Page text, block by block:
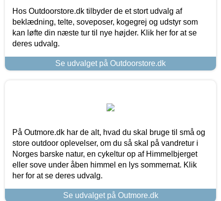
Hos Outdoorstore.dk tilbyder de et stort udvalg af
beklædning, telte, soveposer, kogegrej og udstyr som
kan løfte din næste tur til nye højder. Klik her for at se
deres udvalg.
Se udvalget på Outdoorstore.dk
På Outmore.dk har de alt, hvad du skal bruge til små og
store outdoor oplevelser, om du så skal på vandretur i
Norges barske natur, en cykeltur op af Himmelbjerget
eller sove under åben himmel en lys sommernat. Klik
her for at se deres udvalg.
Se udvalget på Outmore.dk